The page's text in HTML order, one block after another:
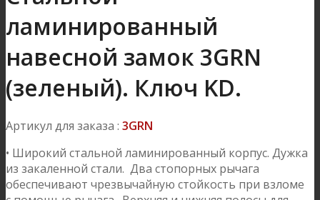
ламинированный
навесной замок 3GRN
(зеленый). Ключ KD.
Артикул для заказа : 3GRN
• Широкий стальной ламинированный корпус. Дужка
из закаленной стали. Два стопорных рычага
обеспечивают чрезвычайную стойкость при взломе